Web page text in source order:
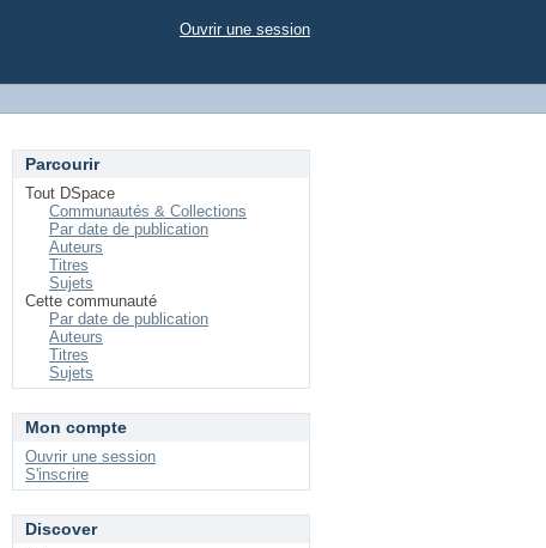
Ouvrir une session
Parcourir
Tout DSpace
Communautés & Collections
Par date de publication
Auteurs
Titres
Sujets
Cette communauté
Par date de publication
Auteurs
Titres
Sujets
Mon compte
Ouvrir une session
S'inscrire
Discover